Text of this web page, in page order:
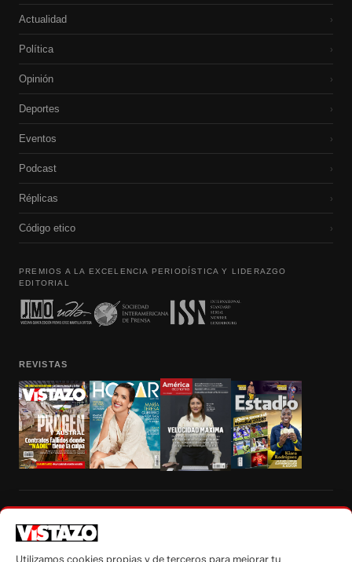
Actualidad ›
Política ›
Opinión ›
Deportes ›
Eventos ›
Podcast ›
Réplicas ›
Código etico ›
PREMIOS A LA EXCELENCIA PERIODÍSTICA Y LIDERAZGO
EDITORIAL
REVISTAS
autorización escrita de su titular, de todos los contenidos de Vistazo.com.
Utilizamos cookies propias y de terceros para mejorar tu